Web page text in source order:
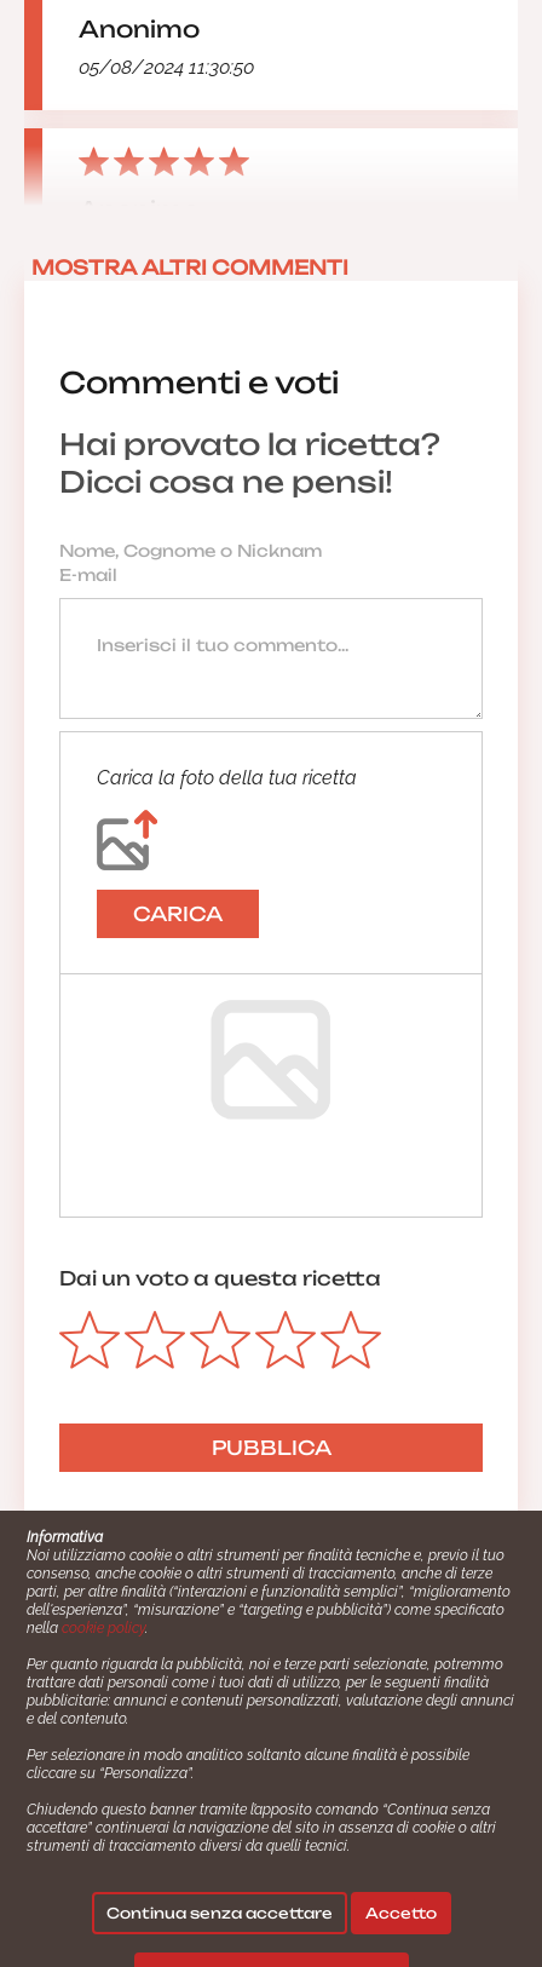
Commenti e voti
Hai provato la ricetta?
Dicci cosa ne pensi!
Carica la foto della tua ricetta
CARICA
Dai un voto a questa ricetta
Anonimo
05/08/2024 11:30:50
Anonimo
17/04/2022 18:29:19
Anonimo
Grazie,pur amando il riso non lo so
cucinare..inizierò da questa ricetta buona e
semplice e poi spero di riuscire a fare in buon
risotto!
14/11/2021 22:16:57Rispondi
01/11/2021 13:03:40
Anonimo
13/10/2021 15:46:30
Anonimo
17/07/2021 12:05:56
Anonimo
MOSTRA ALTRI COMMENTI
Cucinare.it è un marchio commerciale di Impiego24.it s.r.l.
copyright 2014 - 2024 P.IVA: 03406490130
Azienda certiﬁcata ISO 27001 numero: SNR 73140386/89/I
- Azienda certiﬁcata ISO 9001 numero: SNR
Gestione consensi e categorie merceologiche marketing
Seguici su:
Informativa
Noi utilizziamo cookie o altri strumenti per finalità tecniche e, previo il tuo
consenso, anche cookie o altri strumenti di tracciamento, anche di terze
parti, per altre finalità (“interazioni e funzionalità semplici”, “miglioramento
dell'esperienza”, “misurazione” e “targeting e pubblicità”) come specificato
nellacookie policy.
Per quanto riguarda la pubblicità, noi e terze parti selezionate, potremmo
trattare dati personali come i tuoi dati di utilizzo, per le seguenti finalità
pubblicitarie: annunci e contenuti personalizzati, valutazione degli annunci
e del contenuto.
Per selezionare in modo analitico soltanto alcune finalità è possibile
cliccare su “Personalizza”.
Chiudendo questo banner tramite l’apposito comando “Continua senza
accettare” continuerai la navigazione del sito in assenza di cookie o altri
strumenti di tracciamento diversi da quelli tecnici.
Continua senza accettare Accetto